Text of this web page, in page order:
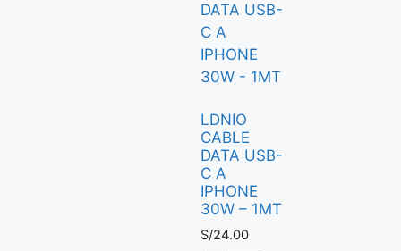
LDNIO
CABLE
DATA USB-
C A
IPHONE
30W – 1MT
S/24.00